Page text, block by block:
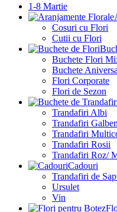
1-8 Martie
Cosuri cu Flori
Cutii cu Flori
Buchete Flori
Buchete
Flori Corporate
Flori de Sezon
Trandafiri Albi
Trandafiri
Trandafiri
Trandafiri Rosii
Trandafiri Roz/
Cadouri
Trandafiri de
Ursulet
Vin